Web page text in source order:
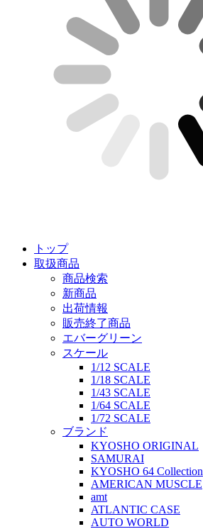
トップ
取扱商品
商品検索
新商品
出荷情報
販売終了商品
エバーグリーン
スケール
1/12 SCALE
1/18 SCALE
1/43 SCALE
1/64 SCALE
1/72 SCALE
ブランド
KYOSHO ORIGINAL
SAMURAI
KYOSHO 64 Collection
AMERICAN MUSCLE
amt
ATLANTIC CASE
AUTO WORLD